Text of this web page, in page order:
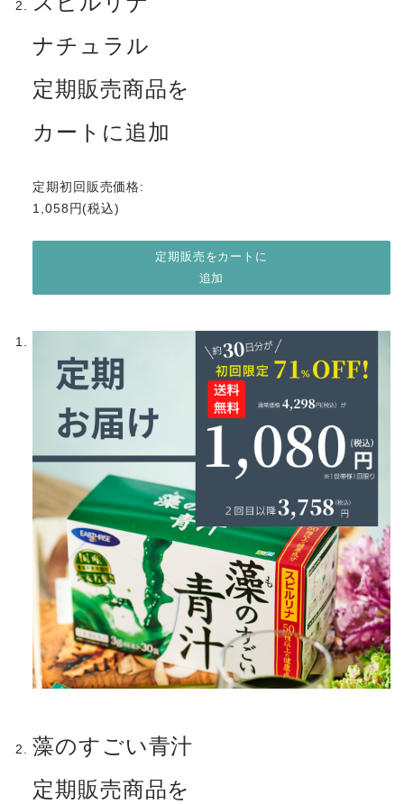
ナチュラル
定期販売商品を
カートに追加
定期初回販売価格:
1,058円(税込)
定期販売をカートに
追加
藻のすごい青汁
定期販売商品を